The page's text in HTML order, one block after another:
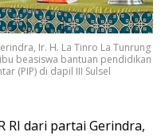
Ir. H. La Tinro La Tunrung
beasiswa bantuan pendidikan
(PIP) di dapil III Sulsel
RI dari partai Gerindra,